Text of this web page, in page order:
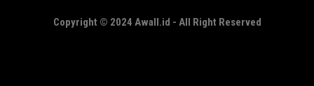
Copyright © 2024 Awall.id - All Right Reserved